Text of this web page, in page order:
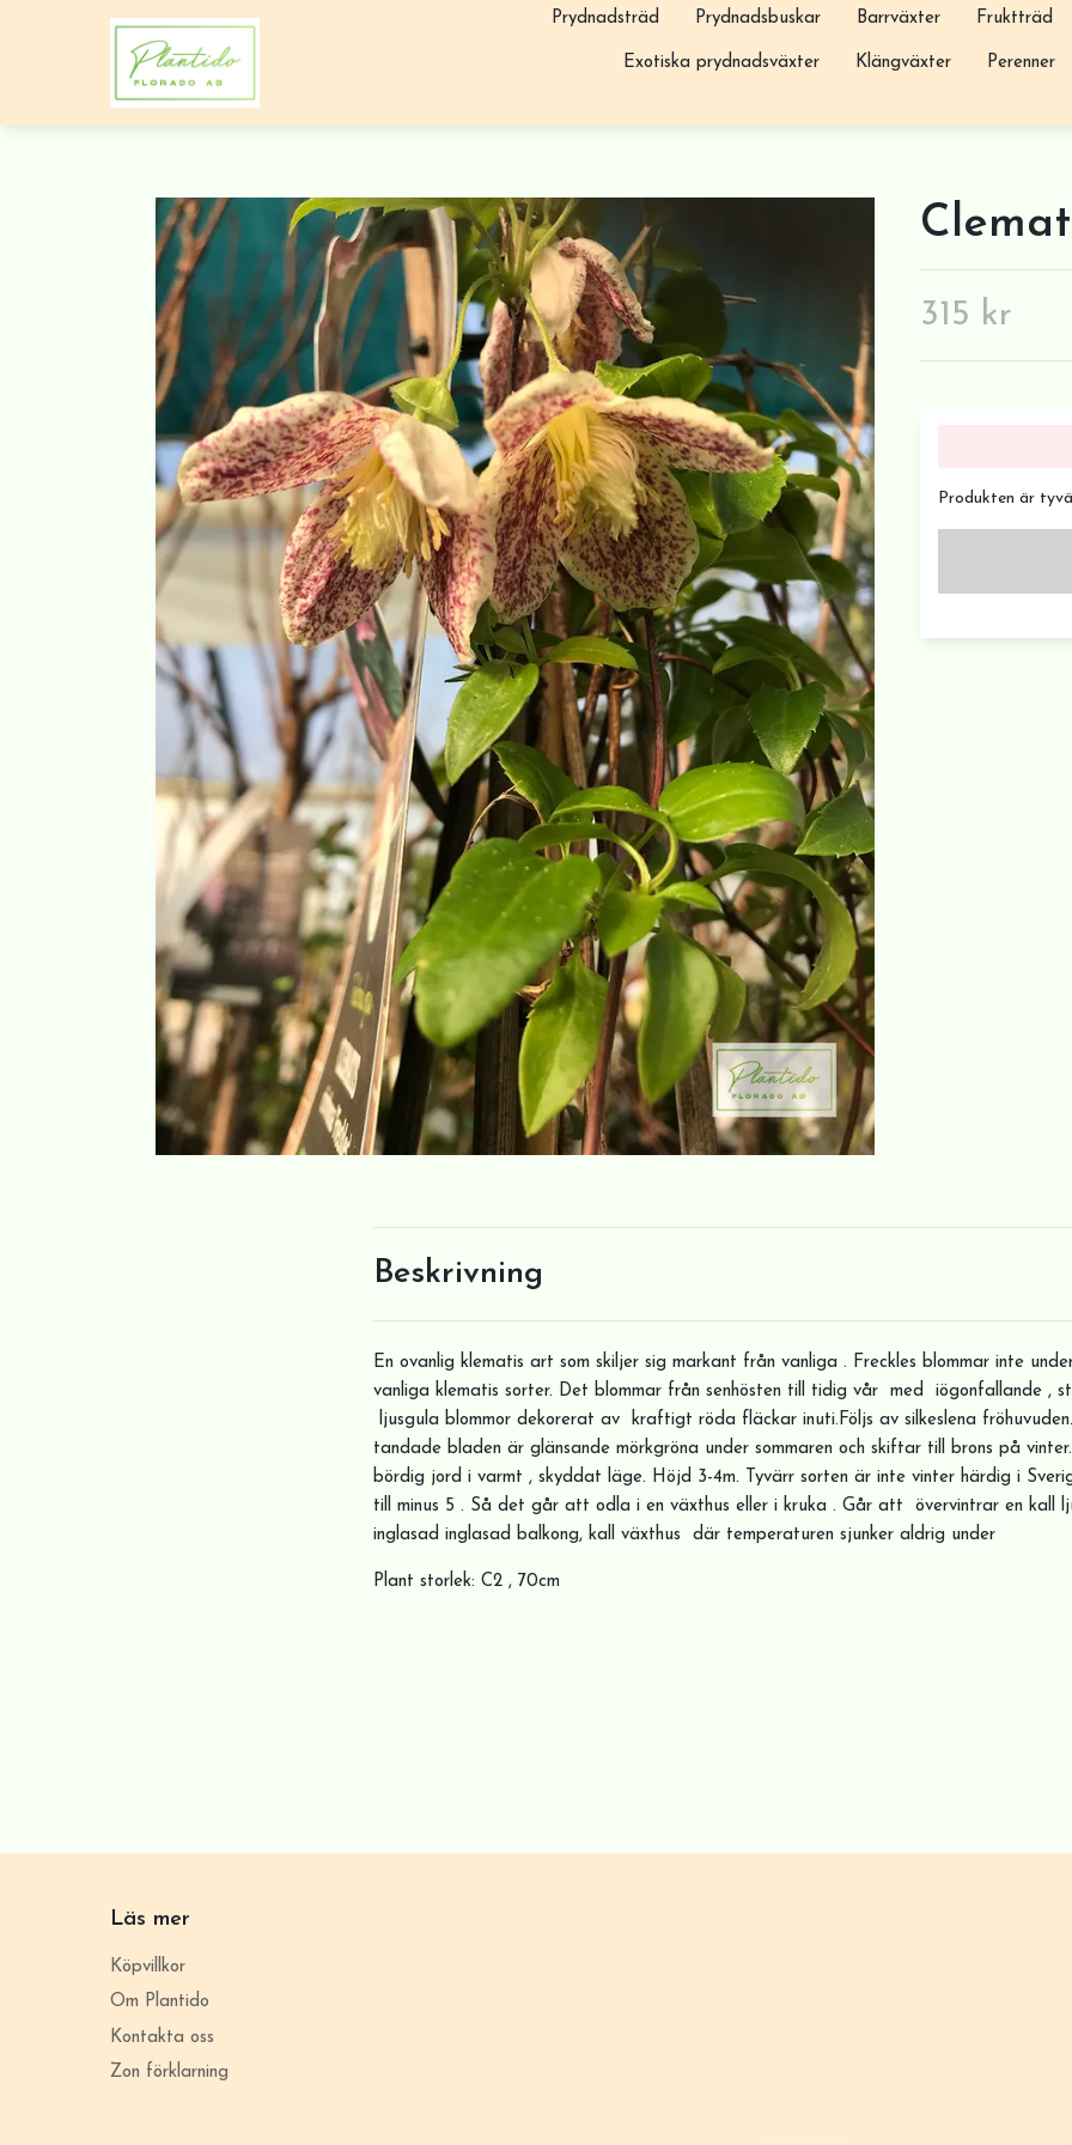
Prydnadsträd Prydnadsbuskar Barrväxter Fruktträd
Exotiska prydnadsväxter Klängväxter Perenner
315 kr
Produkten är
Beskrivning
En ovanlig klematis art som skiljer sig markant från vanliga . Freckles blommar inte
vanliga klematis sorter. Det blommar från senhösten till tidig vår med iögonfallande ,
ljusgula blommor dekorerat av kraftigt röda fläckar inuti.Följs av silkeslena
tandade bladen är glänsande mörkgröna under sommaren och skiftar till brons på
bördig jord i varmt , skyddat läge. Höjd 3-4m. Tyvärr sorten är inte vinter härdig i
till minus 5 . Så det går att odla i en växthus eller i kruka . Går att övervintrar en kall
inglasad inglasad balkong, kall växthus där temperaturen sjunker aldrig under
Plant storlek: C2 , 70cm
Läs mer
Köpvillkor
Om Plantido
Kontakta oss
Zon förklarning